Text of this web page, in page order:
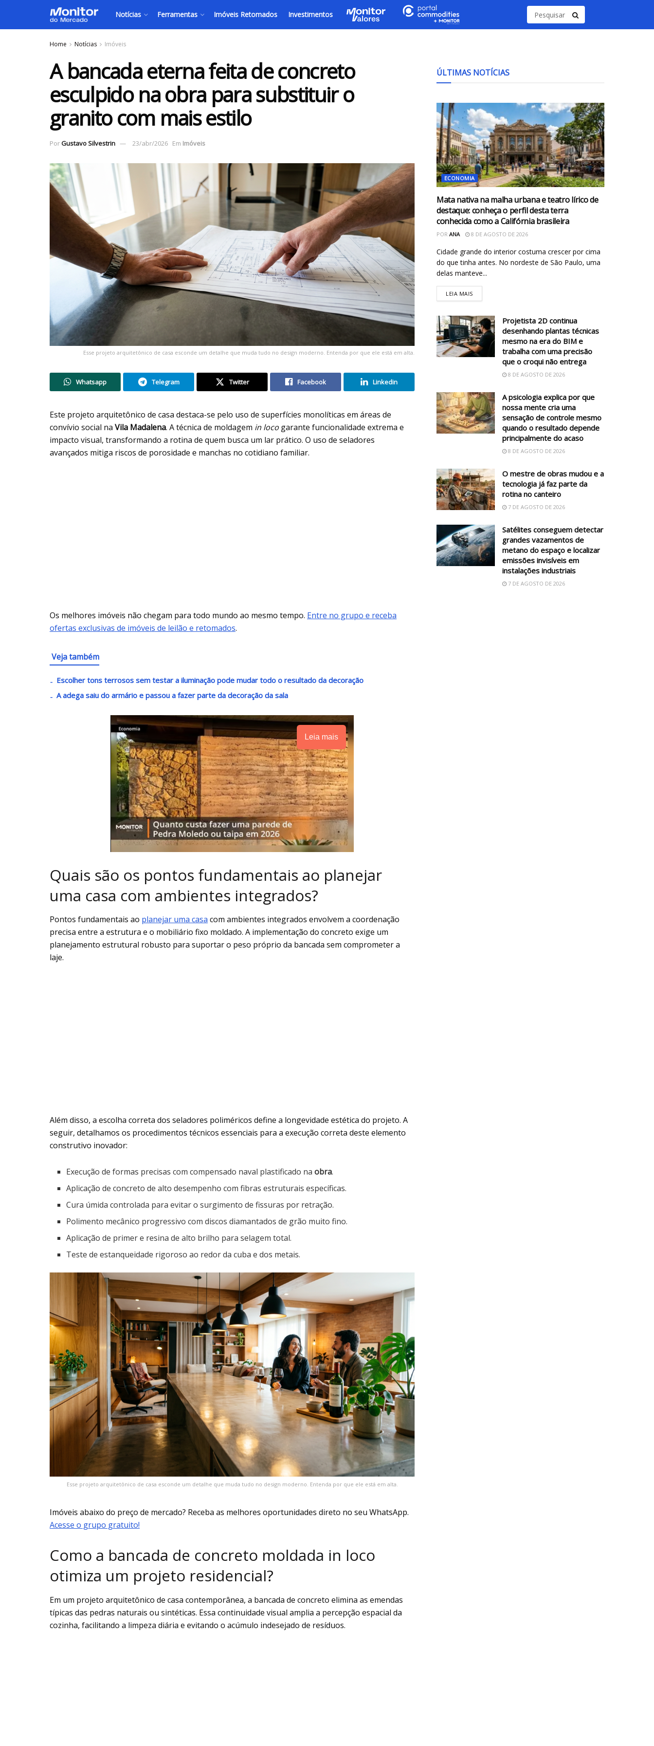
Notícias Ferramentas Imóveis Retomados Investimentos
Home Notícias Imóveis
A bancada eterna feita de concreto
esculpido na obra para substituir o
granito com mais estilo
PorGustavo Silvestrin 23/abr/2026 Em Imóveis
Esse projeto arquitetônico de casa esconde um detalhe que muda tudo no design moderno. Entenda por que ele está em alta.
Whatsapp Telegram Twitter Facebook Linkedin
Este projeto arquitetônico de casa destaca-se pelo uso de superfícies monolíticas em áreas de
convívio social na Vila Madalena. A técnica de moldagem in loco garante funcionalidade extrema e
impacto visual, transformando a rotina de quem busca um lar prático. O uso de seladores
avançados mitiga riscos de porosidade e manchas no cotidiano familiar.
Os melhores imóveis não chegam para todo mundo ao mesmo tempo. Entre no grupo e receba
ofertas exclusivas de imóveis de leilão e retomados.
Veja também
Escolher tons terrosos sem testar a iluminação pode mudar todo o resultado da decoração
A adega saiu do armário e passou a fazer parte da decoração da sala
Leia mais
Quais são os pontos fundamentais ao planejar
uma casa com ambientes integrados?
Pontos fundamentais ao planejar uma casa com ambientes integrados envolvem a coordenação
precisa entre a estrutura e o mobiliário fixo moldado. A implementação do concreto exige um
planejamento estrutural robusto para suportar o peso próprio da bancada sem comprometer a
laje.
Além disso, a escolha correta dos seladores poliméricos define a longevidade estética do projeto. A
seguir, detalhamos os procedimentos técnicos essenciais para a execução correta deste elemento
construtivo inovador:
Execução de formas precisas com compensado naval plastificado naobra.
Aplicação de concreto de alto desempenho com fibras estruturais específicas.
Cura úmida controlada para evitar o surgimento de fissuras por retração.
Polimento mecânico progressivo com discos diamantados de grão muito fino.
Aplicação de primer e resina de alto brilho para selagem total.
Teste de estanqueidade rigoroso ao redor da cuba e dos metais.
Esse projeto arquitetônico de casa esconde um detalhe que muda tudo no design moderno. Entenda por que ele está em alta.
Imóveis abaixo do preço de mercado? Receba as melhores oportunidades direto no seu WhatsApp.
Acesse o grupo gratuito!
Como a bancada de concreto moldada in loco
otimiza um projeto residencial?
Em um projeto arquitetônico de casa contemporânea, a bancada de concreto elimina as emendas
típicas das pedras naturais ou sintéticas. Essa continuidade visual amplia a percepção espacial da
cozinha, facilitando a limpeza diária e evitando o acúmulo indesejado de resíduos.
ÚLTIMAS NOTÍCIAS
ECONOMIA
Mata nativa na malha urbana e teatro lírico de
destaque: conheça o perfil desta terra
conhecida como a Califórnia brasileira
POR ANA 8 DE AGOSTO DE 2026
Cidade grande do interior costuma crescer por cima
do que tinha antes. No nordeste de São Paulo, uma
delas manteve...
LEIA MAIS
Projetista 2D continua
desenhando plantas técnicas
mesmo na era do BIM e
trabalha com uma precisão
que o croqui não entrega
8 DE AGOSTO DE 2026
A psicologia explica por que
nossa mente cria uma
sensação de controle mesmo
quando o resultado depende
principalmente do acaso
8 DE AGOSTO DE 2026
O mestre de obras mudou e a
tecnologia já faz parte da
rotina no canteiro
7 DE AGOSTO DE 2026
Satélites conseguem detectar
grandes vazamentos de
metano do espaço e localizar
emissões invisíveis em
instalações industriais
7 DE AGOSTO DE 2026